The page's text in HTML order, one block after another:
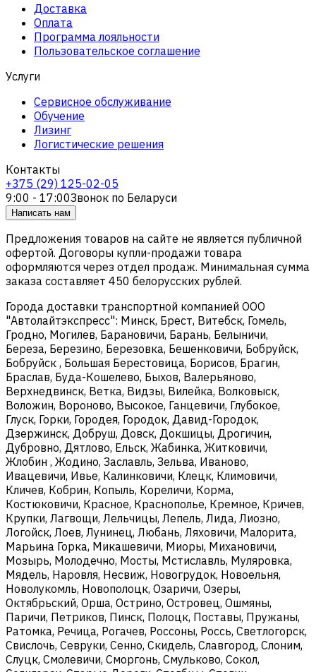
Доставка
Оплата
Программа лояльности
Пользовательское соглашение
Услуги
Сервисное обслуживание
Обучение
Лизинг
Логистические решения
Контакты
+375 (29) 125-02-05
9:00 - 17:00Звонок по Беларуси
Написать нам
Предложения товаров на сайте не является публичной
офертой. Договоры купли-продажи товара
оформляются через отдел продаж. Минимальная сумма
заказа составляет 450 белорусских рублей.
Города доставки транспортной компанией ООО
"Автолайтэкспресс": Минск, Брест, Витебск, Гомель,
Гродно, Могилев, Барановичи, Барань, Белыничи,
Береза, Березино, Березовка, Бешенковичи, Бобруйск,
Бобруйск , Большая Берестовица, Борисов, Брагин,
Браслав, Буда-Кошелево, Быхов, Валерьяново,
Верхнедвинск, Ветка, Видзы, Вилейка, Волковыск,
Воложин, Вороново, Высокое, Ганцевичи, Глубокое,
Глуск, Горки, Городея, Городок, Давид-Городок,
Дзержинск, Добруш, Довск, Докшицы, Дрогичин,
Дубровно, Дятлово, Ельск, Жабинка, Житковичи,
Жлобин , Жодино, Заславль, Зельва, Иваново,
Ивацевичи, Ивье, Калинковичи, Клецк, Климовичи,
Кличев, Кобрин, Копыль, Кореличи, Корма,
Костюковичи, Красное, Краснополье, Кремное, Кричев,
Крупки, Лагвощи, Лельчицы, Лепель, Лида, Лиозно,
Логойск, Лоев, Лунинец, Любань, Ляховичи, Малорита,
Марьина Горка, Микашевичи, Миоры, Михановичи,
Мозырь, Молодечно, Мосты, Мстиславль, Муляровка,
Мядель, Наровля, Несвиж, Новогрудок, Новоельня,
Новолукомль, Новополоцк, Озаричи, Озеры,
Октябрьский, Орша, Острино, Островец, Ошмяны,
Паричи, Петриков, Пинск, Полоцк, Поставы, Пружаны,
Ратомка, Речица, Рогачев, Россоны, Россь, Светлогорск,
Свислочь, Севруки, Сенно, Скидель, Славгород, Слоним,
Слуцк, Смолевичи, Сморгонь, Смульково, Сокол,